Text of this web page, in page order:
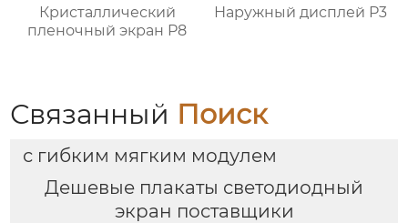
Кристаллический
пленочный экран P8
Наружный дисплей P3
Связанный Поиск
с гибким мягким модулем
Дешевые плакаты светодиодный
экран поставщики